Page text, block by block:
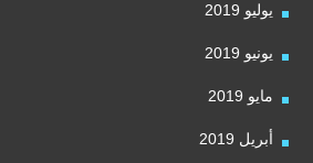
يوليو 2019
يونيو 2019
مايو 2019
أبريل 2019